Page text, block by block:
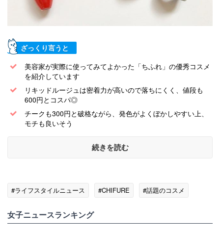
ざっくり言うと
美容家が実際に使ってみてよかった「ちふれ」の優秀コスメ
を紹介しています
リキッドルージュは密着力が高いので落ちにくく、値段も
600円とコスパ◎
チークも300円と破格ながら、発色がよくぼかしやすい上、
モチも良いそう
続きを読む
#ライフスタイルニュース #CHIFURE #話題のコスメ
女子ニュースランキング